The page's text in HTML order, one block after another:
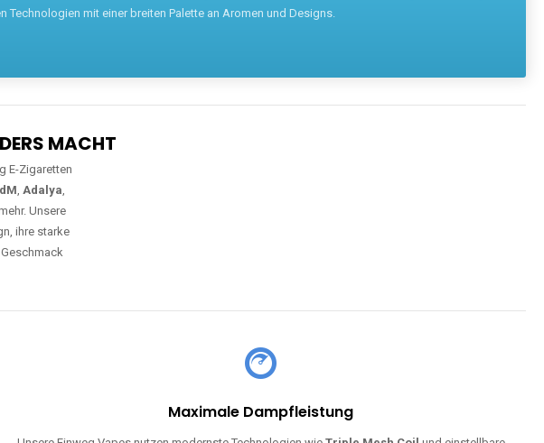
mit einer breiten Palette an Aromen und Designs.
MACHT
E-Zigaretten
, Adalya,
Unsere
ihre starke
Maximale Dampfleistung